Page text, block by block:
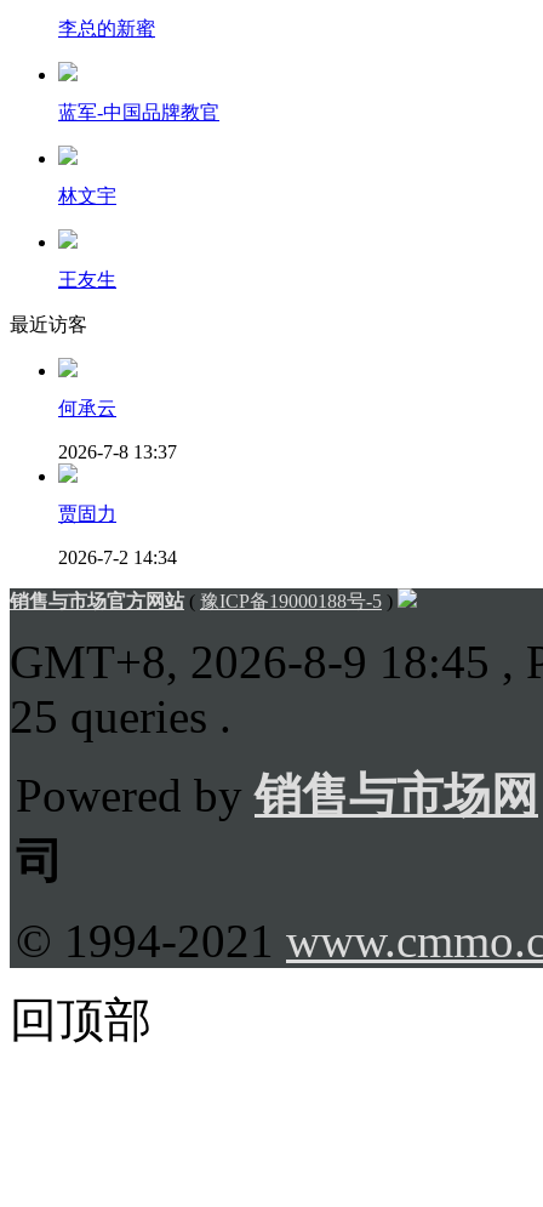
李总的新蜜
蓝军-中国品牌教官
林文宇
王友生
最近访客
何承云
2026-7-8 13:37
贾固力
2026-7-2 14:34
销售与市场官方网站( 豫ICP备19000188号-5 )
GMT+8, 2026-8-9 18:45 ,
25 queries .
Powered by销售与市场网
司
© 1994-2021
回顶部